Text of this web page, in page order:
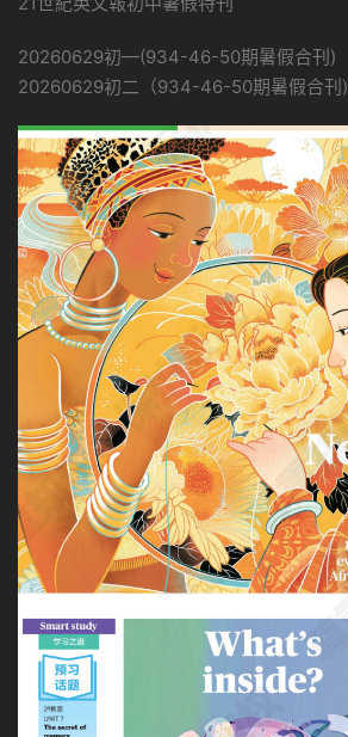
20260629初—(934-46-50期暑假合刊)
20260629初二（934-46-50期暑假合刊)